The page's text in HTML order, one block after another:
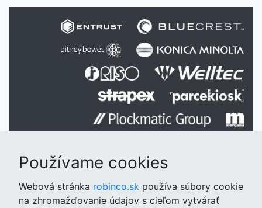
@2026 ROBINCO Slovakia s.r.o. All rights
reserved.
Používame cookies
Webová stránka robinco.sk používa súbory cookie
na zhromažďovanie údajov s cieľom vytvárať